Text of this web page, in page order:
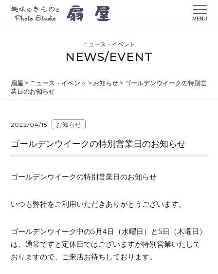
MENU
ニュース・イベント
NEWS/EVENT
扇屋 > ニュース・イベント > お知らせ> ゴールデンウイークの特別営
業日のお知らせ
2022/04/15 お知らせ
ゴールデンウイークの特別営業日のお知らせ
ゴールデンウイークの特別営業日のお知らせ
いつも弊社をご利用いただきありがとうございます。
ゴールデンウイーク中の5月4日（水曜日）と5日（木曜日）
は、通常ですと定休日ではございますが特別営業いたして
おりますので、ご来店お待ちしております。